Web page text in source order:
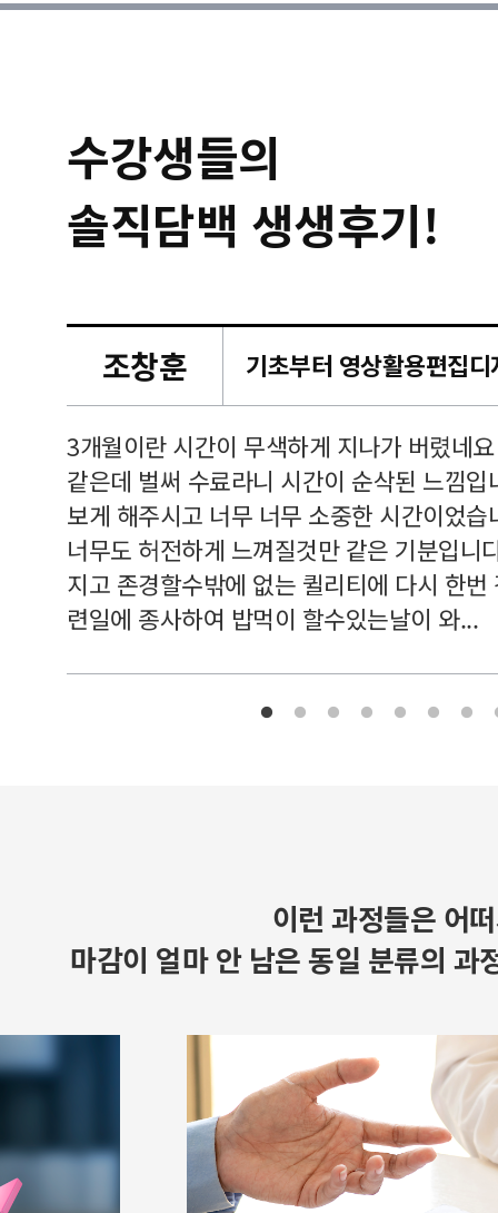
수강생들의
솔직담백 생생후기!
조창훈
3개월이란 시간이 무색하게 지나가 버렸네
같은데 벌써 수료라니 시간이 순삭된 느낌
보게 해주시고 너무 너무 소중한 시간이었
너무도 허전하게 느껴질것만 같은 기분입니
지고 존경할수밖에 없는 퀼리티에 다시 한
련일에 종사하여 밥먹이 할수있는날이 와...
이런 과정들은 어
마감이 얼마 안 남은 동일 분류의 과